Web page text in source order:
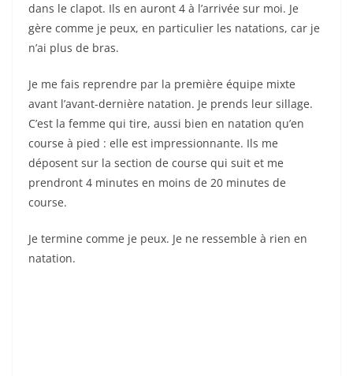
dans le clapot. Ils en auront 4 à l’arrivée sur moi. Je
gère comme je peux, en particulier les natations, car je
n’ai plus de bras.
Je me fais reprendre par la première équipe mixte
avant l’avant-dernière natation. Je prends leur sillage.
C’est la femme qui tire, aussi bien en natation qu’en
course à pied : elle est impressionnante. Ils me
déposent sur la section de course qui suit et me
prendront 4 minutes en moins de 20 minutes de
course.
Je termine comme je peux. Je ne ressemble à rien en
natation.